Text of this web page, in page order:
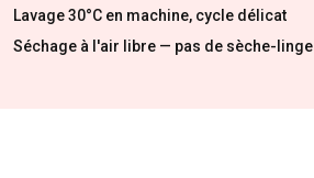
Lavage 30°C en machine, cycle délicat
Séchage à l'air libre — pas de sèche-linge